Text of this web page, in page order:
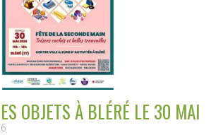
OBJETS À BLÉRÉ LE 30 MAI